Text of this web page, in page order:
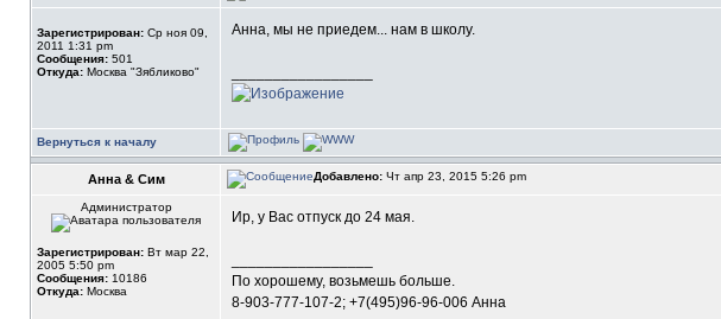
Зарегистрирован: Ср ноя 09,
2011 1:31 pm
Сообщения: 501
Откуда: Москва "Зябликово"
Анна, мы не приедем... нам в школу.
Вернуться к началу
Анна & Сим Добавлено: Чт апр 23, 2015 5:26 pm
Администратор
Зарегистрирован: Вт мар 22,
2005 5:50 pm
Сообщения: 10186
Откуда: Москва
Ир, у Вас отпуск до 24 мая.
По хорошему, возьмешь больше.
8-903-777-107-2; +7(495)96-96-006 Анна